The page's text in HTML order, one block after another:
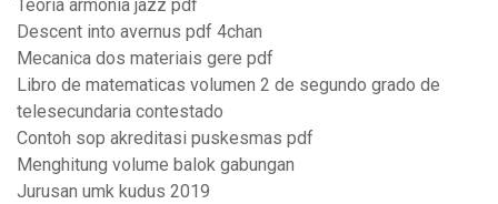
Teoria armonia jazz pdf
Descent into avernus pdf 4chan
Mecanica dos materiais gere pdf
Libro de matematicas volumen 2 de segundo grado de
telesecundaria contestado
Contoh sop akreditasi puskesmas pdf
Menghitung volume balok gabungan
Jurusan umk kudus 2019